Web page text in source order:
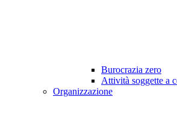
Burocrazia zero
Attività soggette a
Organizzazione